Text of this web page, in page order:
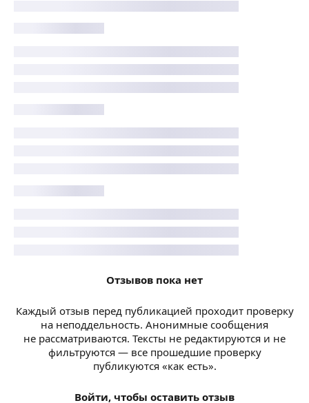
Отзывов пока нет
Каждый отзыв перед публикацией проходит проверку
на неподдельность. Анонимные сообщения
не рассматриваются. Тексты не редактируются и не
фильтруются — все прошедшие проверку
публикуются «как есть».
Войти, чтобы оставить отзыв